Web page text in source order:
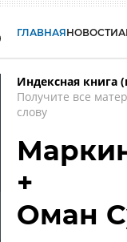
ГЛАВНАЯНОВОСТИ
Индексная книга
Получите все
слову
+
Оман